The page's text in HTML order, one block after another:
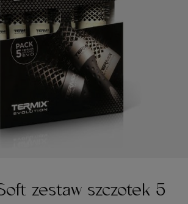
zestaw szczotek 5